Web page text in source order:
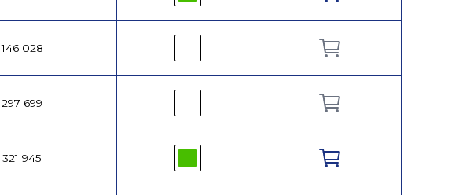
146 028
297 699
321 945